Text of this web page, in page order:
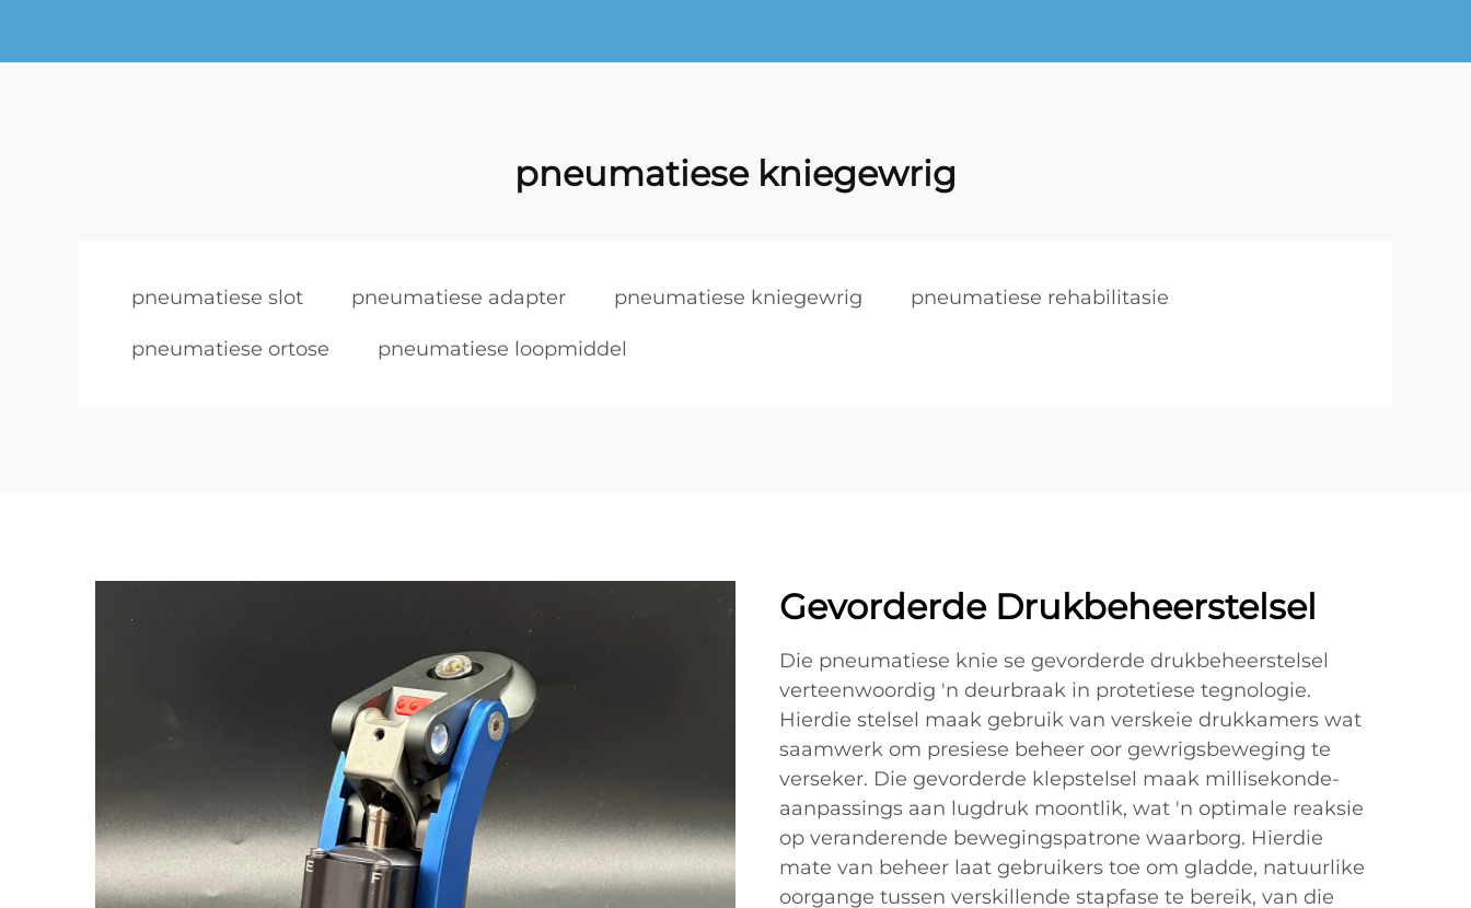
pneumatiese kniegewrig
pneumatiese slot pneumatiese adapter pneumatiese kniegewrig pneumatiese rehabilitasie
pneumatiese ortose pneumatiese loopmiddel
Gevorderde Drukbeheerstelsel
Die pneumatiese knie se gevorderde drukbeheerstelsel
verteenwoordig 'n deurbraak in protetiese tegnologie.
Hierdie stelsel maak gebruik van verskeie drukkamers wat
saamwerk om presiese beheer oor gewrigsbeweging te
verseker. Die gevorderde klepstelsel maak millisekonde-
aanpassings aan lugdruk moontlik, wat 'n optimale reaksie
op veranderende bewegingspatrone waarborg. Hierdie
mate van beheer laat gebruikers toe om gladde, natuurlike
oorgange tussen verskillende stapfase te bereik, van die